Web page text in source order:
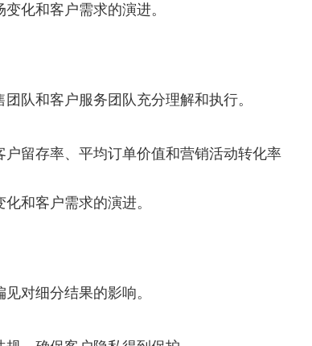
化和客户需求的演进。
队和客户服务团队充分理解和执行。
留存率、平均订单价值和营销活动转化率
和客户需求的演进。
对细分结果的影响。